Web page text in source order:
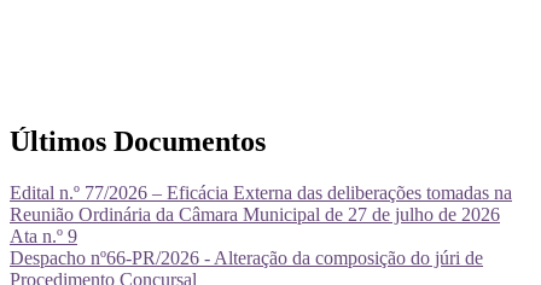
Últimos Documentos
Edital n.º 77/2026 – Eficácia Externa das deliberações tomadas na
Reunião Ordinária da Câmara Municipal de 27 de julho de 2026
Ata n.º 9
Despacho nº66-PR/2026 - Alteração da composição do júri de
Procedimento Concursal